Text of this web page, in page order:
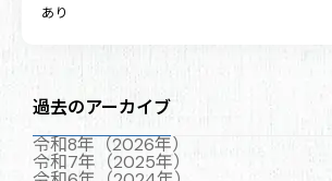
あり
過去のアーカイブ
令和8年（2026年）
令和7年（2025年）